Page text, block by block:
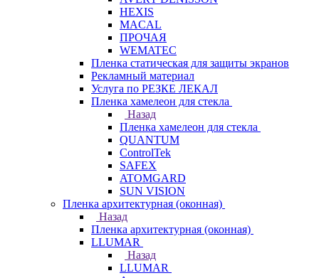
HEXIS
MACAL
ПРОЧАЯ
WEMATEC
Пленка статическая для защиты экранов
Рекламный материал
Услуга по РЕЗКЕ ЛЕКАЛ
Пленка хамелеон для стекла
Назад
Пленка хамелеон для стекла
QUANTUM
ControlTek
SAFEX
ATOMGARD
SUN VISION
Пленка архитектурная (оконная)
Назад
Пленка архитектурная (оконная)
LLUMAR
Назад
LLUMAR